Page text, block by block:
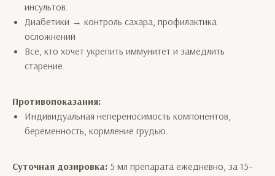
инсультов.
Диабетики → контроль сахара, профилактика
осложнений
Все, кто хочет укрепить иммунитет и замедлить
старение.
Противопоказания:
Индивидуальная непереносимость компонентов,
беременность, кормление грудью.
Суточная дозировка: 5 мл препарата ежедневно, за 15–